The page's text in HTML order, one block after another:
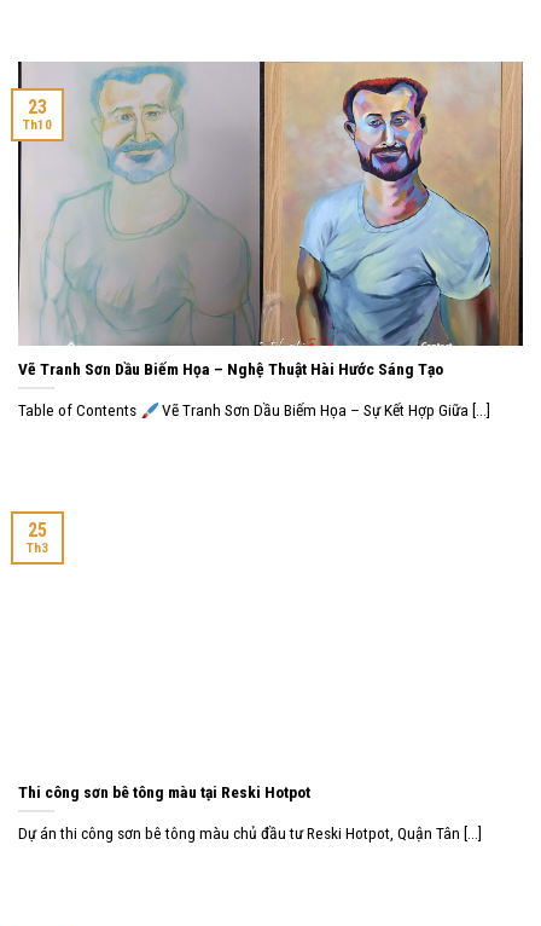
Vẽ Tranh Sơn Dầu Biếm Họa – Nghệ Thuật Hài Hước Sáng Tạo
Table of Contents Vẽ Tranh Sơn Dầu Biếm Họa – Sự Kết Hợp Giữa [...]
23
Th10
Thi công sơn bê tông màu tại Reski Hotpot
Dự án thi công sơn bê tông màu chủ đầu tư Reski Hotpot, Quận Tân [...]
25
Th3